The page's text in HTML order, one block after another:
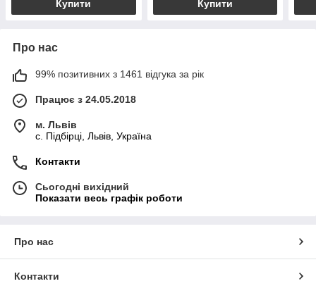
Купити Купити
Про нас
99% позитивних з 1461 відгука за рік
Працює з 24.05.2018
м. Львів
c. Підбірці, Львів, Україна
Контакти
Сьогодні вихідний
Показати весь графік роботи
Про нас
Контакти